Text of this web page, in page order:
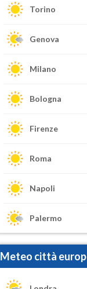
Torino
Genova
Milano
Bologna
Firenze
Roma
Napoli
Palermo
Meteo città